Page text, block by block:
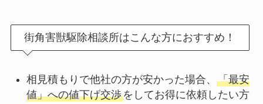
街角害獣駆除相談所はこんな方におすすめ！
相見積もりで他社の方が安かった場合、 「最安
値」への値下げ交渉をしてお得に依頼したい方